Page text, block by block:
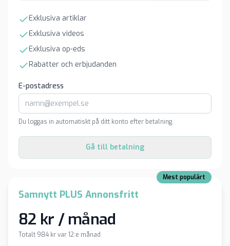
Exklusiva artiklar
Exklusiva videos
Exklusiva op-eds
Rabatter och erbjudanden
E-postadress
Du loggas in automatiskt på ditt konto efter betalning.
Gå till betalning
Mest populärt
Samnytt PLUS Annonsfritt
82 kr / månad
Totalt 984 kr var 12:e månad